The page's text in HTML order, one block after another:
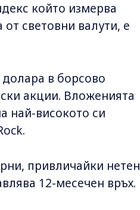
който измерва
световни валути, е
в борсово
акции. Вложенията
най-високото си
привличайки нетен
12-месечен връх.